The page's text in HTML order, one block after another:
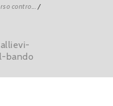
contro... /
bando